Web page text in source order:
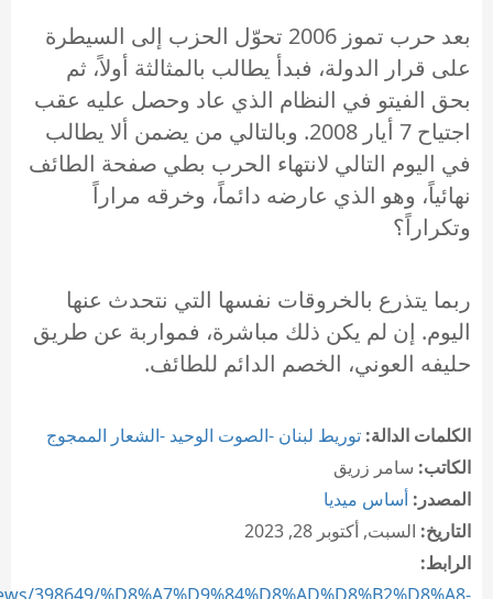
بعد حرب تموز 2006 تحوّل الحزب إلى السيطرة
على قرار الدولة، فبدأ يطالب بالمثالثة أولاً، ثم
بحق الفيتو في النظام الذي عاد وحصل عليه عقب
اجتياح 7 أيار 2008. وبالتالي من يضمن ألا يطالب
في اليوم التالي لانتهاء الحرب بطي صفحة الطائف
نهائياً، وهو الذي عارضه دائماً، وخرقه مراراً
وتكراراً؟
ربما يتذرع بالخروقات نفسها التي نتحدث عنها
اليوم. إن لم يكن ذلك مباشرة، فمواربة عن طريق
حليفه العوني، الخصم الدائم للطائف.
الكلمات الدالة: توريط لبنان -الصوت الوحيد -الشعار الممجوج
الكاتب: سامر زريق
المصدر: أساس ميديا
التاريخ: السبت, أكتوبر 28, 2023
الرابط: